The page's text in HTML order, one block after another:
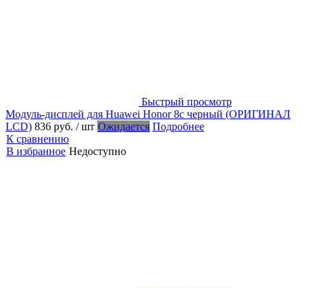
Быстрый просмотр
Модуль-дисплей для Huawei Honor 8c черный (ОРИГИНАЛ
LCD) 836 руб. / шт Ожидается Подробнее
К сравнению
В избранное Недоступно